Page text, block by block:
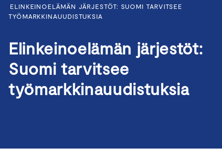
ELINKEINOELÄMÄN JÄRJESTÖT: SUOMI TARVITSEE
TYÖMARKKINAUUDISTUKSIA
Elinkeinoelämän järjestöt:
Suomi tarvitsee
työmarkkinauudistuksia